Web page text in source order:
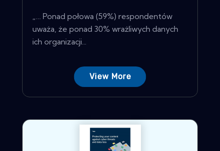
„… Ponad połowa (59%) respondentów
uważa, że ​​ponad 30% wrażliwych danych
ich organizacji...
View More